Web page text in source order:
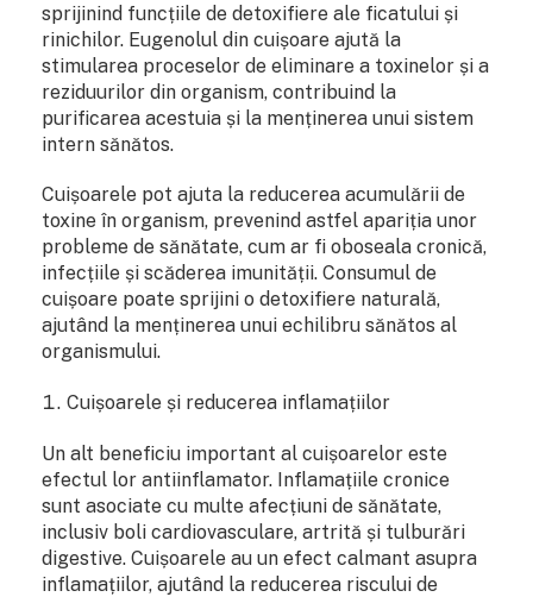
sprijinind funcțiile de detoxifiere ale ficatului și
rinichilor. Eugenolul din cuișoare ajută la
stimularea proceselor de eliminare a toxinelor și a
reziduurilor din organism, contribuind la
purificarea acestuia și la menținerea unui sistem
intern sănătos.
Cuișoarele pot ajuta la reducerea acumulării de
toxine în organism, prevenind astfel apariția unor
probleme de sănătate, cum ar fi oboseala cronică,
infecțiile și scăderea imunității. Consumul de
cuișoare poate sprijini o detoxifiere naturală,
ajutând la menținerea unui echilibru sănătos al
organismului.
Cuișoarele și reducerea inflamațiilor
Un alt beneficiu important al cuișoarelor este
efectul lor antiinflamator. Inflamațiile cronice
sunt asociate cu multe afecțiuni de sănătate,
inclusiv boli cardiovasculare, artrită și tulburări
digestive. Cuișoarele au un efect calmant asupra
inflamațiilor, ajutând la reducerea riscului de